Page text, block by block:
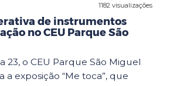
1182 visualizações
de instrumentos
no CEU Parque São
23, o CEU Parque São Miguel
a exposição “Me toca”, que